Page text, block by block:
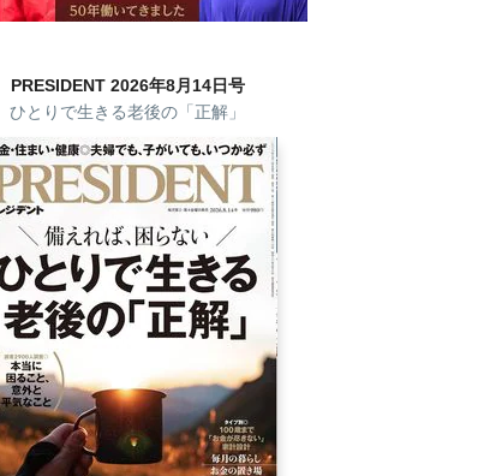
PRESIDENT 2026年8月14日号
ひとりで生きる老後の「正解」